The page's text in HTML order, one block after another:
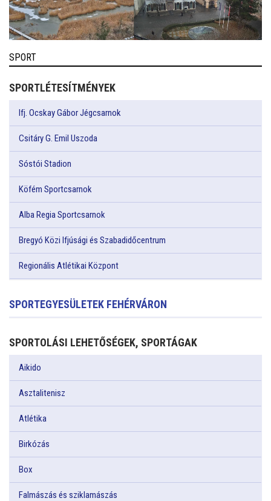
SPORT
SPORTLÉTESÍTMÉNYEK
Ifj. Ocskay Gábor Jégcsarnok
Csitáry G. Emil Uszoda
Sóstói Stadion
Köfém Sportcsarnok
Alba Regia Sportcsarnok
Bregyó Közi Ifjúsági és Szabadidőcentrum
Regionális Atlétikai Központ
SPORTEGYESÜLETEK FEHÉRVÁRON
SPORTOLÁSI LEHETŐSÉGEK, SPORTÁGAK
Aikido
Asztalitenisz
Atlétika
Birkózás
Box
Falmászás és sziklamászás